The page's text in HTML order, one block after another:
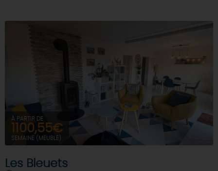
À PARTIR DE
1100,55€
SEMAINE (MEUBLÉ)
Les Bleuets